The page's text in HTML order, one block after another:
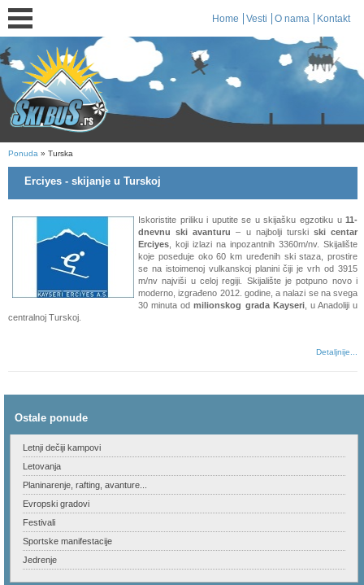
Home Vesti O nama Kontakt
Ponuda » Turska
Erciyes - skijanje u Turskoj
Iskoristite priliku i uputite se u skijašku egzotiku u11-
dnevnu ski avanturu – u najbolji turski ski centar
Erciyes , koji izlazi na inpozantnih 3360m/nv. Skijalište
koje poseduje oko 60 km uređenih ski staza, prostire
se na istoimenoj vulkanskoj planini čiji je vrh od 3915
m/nv najviši u celoj regiji. Skijalište je potpuno novo i
moderno, izgrađeno 2012. godine, a nalazi se na svega
30 minuta odmilionskog grada Kayseri, u Anadoliji u
centralnoj Turskoj.
Detaljnije...
Ostale ponude
Letnji dečiji kampovi
Letovanja
Planinarenje, rafting, avanture...
Evropski gradovi
Festivali
Sportske manifestacije
Jedrenje